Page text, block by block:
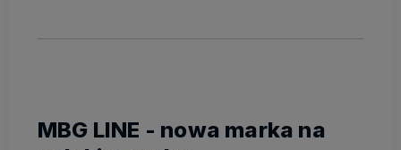
MBG LINE - nowa marka na